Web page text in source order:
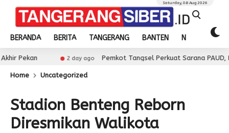
BERANDA BERITA TANGERANG BANTEN NASIONAL
Saturday, 08 Aug 2026
2 day ago Pemkot Tangsel Perkuat Sarana PAUD, Dorong
Home Uncategorized
Stadion Benteng Reborn
Diresmikan Walikota